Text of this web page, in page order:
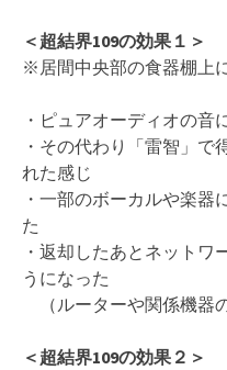
＜超結界109の効果１＞
※居間中央部の食器棚上
・ピュアオーディオの音
・その代わり「雷智」
れた感じ
・一部のボーカルや楽器
た
・返却したあとネットワ
うになった
（ルーターや関係機器
＜超結界109の効果２＞